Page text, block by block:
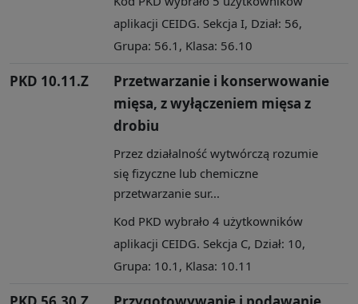
aplikacji CEIDG. Sekcja I, Dział: 56,
Grupa: 56.1, Klasa: 56.10
PKD 10.11.Z
Przetwarzanie i konserwowanie
mięsa, z wyłączeniem mięsa z
drobiu
Przez działalność wytwórczą rozumie
się fizyczne lub chemiczne
przetwarzanie sur...
Kod PKD wybrało 4 użytkowników
aplikacji CEIDG. Sekcja C, Dział: 10,
Grupa: 10.1, Klasa: 10.11